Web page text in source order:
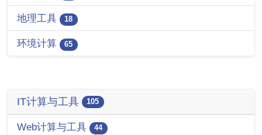
地理工具 18
环境计算 65
IT计算与工具 105
Web计算与工具 44